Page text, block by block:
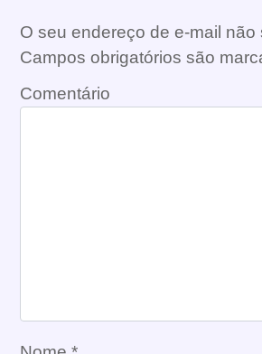
O seu endereço de e-mail não
Campos obrigatórios são
Comentário